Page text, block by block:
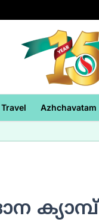
Travel Azhchavatam
ക്യാമ്പ്